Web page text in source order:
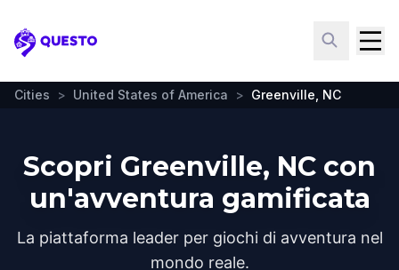
Questo
Cities > United States of America > Greenville, NC
Scopri Greenville, NC con
un'avventura gamificata
La piattaforma leader per giochi di avventura nel
mondo reale.